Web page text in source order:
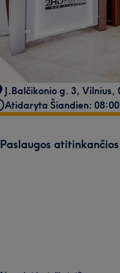
J.Balčikonio g. 3, Vilnius,
Atidaryta Šiandien:
Paslaugos atitinkančios